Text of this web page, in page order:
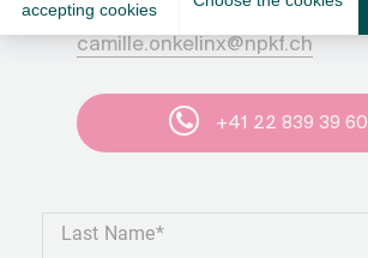
Camille Onkelinx
camille.onkelinx@npkf.ch
+41 22 839 39 60
Last Name